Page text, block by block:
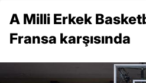
A Milli Erkek
Fransa karşısında